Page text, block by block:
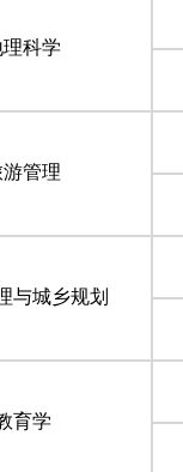
科学
管理
与城乡规划
育学